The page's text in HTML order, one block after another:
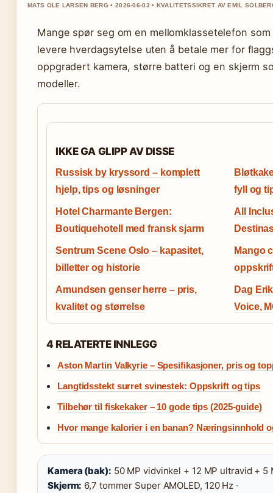
MATS OLE LARSEN BERG • 2026-06-03 • KVALITETSSIKRET AV EMIL
Mange spør seg om en mellomklassetelefon som
levere hverdagsytelse uten å betale mer for
oppgradert kamera, større batteri og en skjerm
modeller.
IKKE GA GLIPP AV DISSE
Russisk by kryssord – komplett
hjelp, tips og løsninger
fyll og
Hotel Charmante Bergen:
Boutiquehotell med fransk sjarm
All
Sentrum Scene Oslo – kapasitet,
billetter og historie
Mango
Amundsen genser herre – pris,
kvalitet og størrelse
Dag
Voice,
4 RELATERTE INNLEGG
Aston Martin Valkyrie – Spesifikasjoner, pris og
Langtidsstekt surret svinestek: Oppskrift og tips
Tilbehør til fiskekaker – 10 gode tips (2025-guide)
Hvor mange kalorier i en banan? Næringsinnhold
Kamera (bak): 50 MP vidvinkel + 12 MP ultravid + 5
Skjerm: 6,7 tommer Super AMOLED, 120 Hz ·